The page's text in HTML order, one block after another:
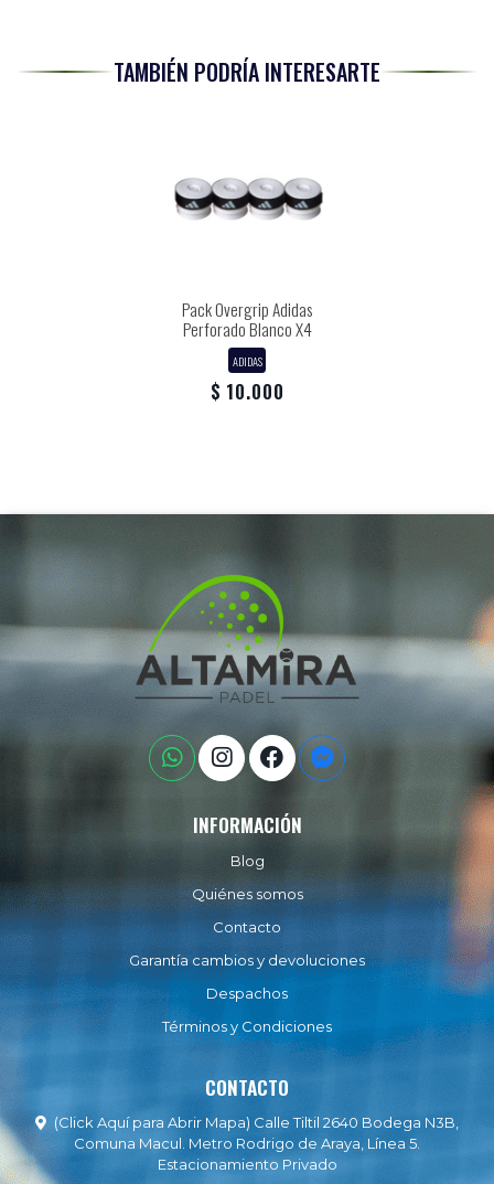
TAMBIÉN PODRÍA INTERESARTE
Pack Overgrip Adidas
Perforado Blanco X4
ADIDAS
$ 10.000
INFORMACIÓN
Blog
Quiénes somos
Contacto
Garantía cambios y devoluciones
Despachos
Términos y Condiciones
CONTACTO
(Click Aquí para Abrir Mapa) Calle Tiltil 2640 Bodega N3B,
Comuna Macul. Metro Rodrigo de Araya, Línea 5.
Estacionamiento Privado